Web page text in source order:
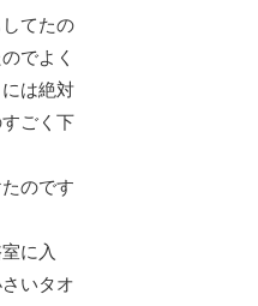
てたの
でよく
は絶対
ごく下
のです
に入
いタオ